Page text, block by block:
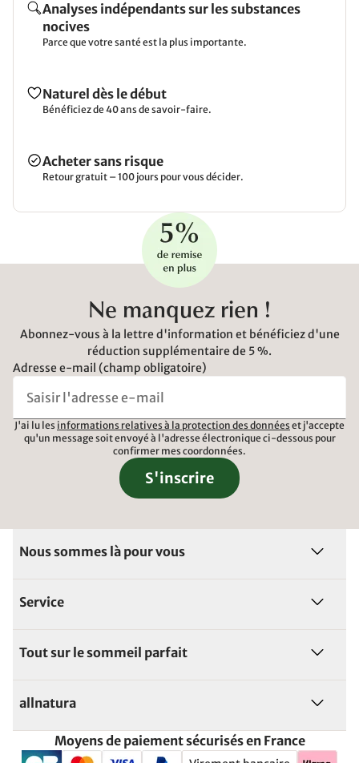
Analyses indépendants sur les substances
nocives
Parce que votre santé est la plus importante.
Naturel dès le début
Bénéficiez de 40 ans de savoir-faire.
Acheter sans risque
Retour gratuit – 100 jours pour vous décider.
Ne manquez rien !
Abonnez-vous à la lettre d'information et bénéficiez d'une
réduction supplémentaire de 5 %.
Adresse e-mail (champ obligatoire)
J'ai lu les informations relatives à la protection des données et j'accepte
qu'un message soit envoyé à l'adresse électronique ci-dessous pour
confirmer mes coordonnées.
S'inscrire
Nous sommes là pour vous
Service
Tout sur le sommeil parfait
allnatura
Moyens de paiement sécurisés en France